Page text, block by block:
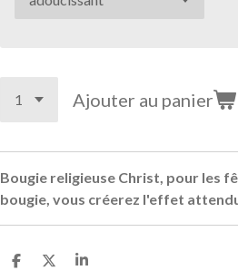
Ajouter au panier
Bougie religieuse Christ, pour les
bougie, vous créerez l'effet
P
P
P